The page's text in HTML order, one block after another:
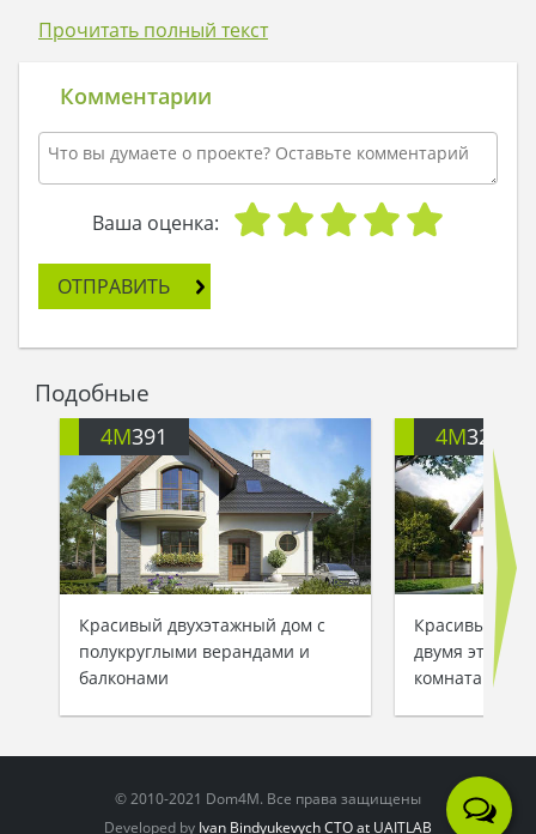
напротив чьего-то забора и стала настойчиво
- Беня, фу! - шептала я, - хозяев разбудишь!
Потом я оторвала взгляд от неугомонной
собаки и посмотрела через весьма условный
- Какой статусный особняк, - внезапно
произнесла я вслух.
располагался буквально через пару улиц от
места, куда я недавно переехала.
Но в доме крепко спали. На собачий лай так
никто и не откликнулся светом в окошке. Еще
бы, сон в таком чудесном доме – сказочный, я и
сама бы уснула в уютной спальне вместо
полуночных прогулок с моей четверолапой
подругой. Беня замолчала, и с довольным
видом взяла курс в сторону дома. Загадочный
дом продолжил свой тихий сон, пока к нему
мчался рассвет…
Прочитать полный текст
Комментарии
Ваша оценка:
ОТПРАВИТЬ
Подобные
4M391
Красивый двухэтажный дом с
полукруглыми верандами и
балконами
4M3200
Красивый
двумя
комнатами
© 2010-2021 Dom4M. Все права защищены
Developed by Ivan Bindyukevych CTO at UAITLAB